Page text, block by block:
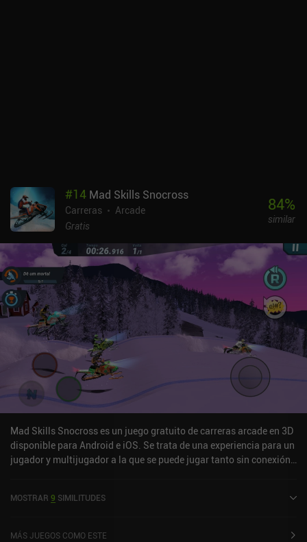
#14 Mad Skills Snocross
Carreras
Arcade
Gratis
84%
similar
Mad Skills Snocross es un juego gratuito de carreras arcade en 3D
disponible para Android e iOS. Se trata de una experiencia para un
jugador y multijugador a la que se puede jugar tanto sin conexión
lanzó en octubre de 2022 y tiene actualmente una puntuación de
iOS.
MOSTRAR 9 SIMILITUDES
MÁS JUEGOS COMO ESTE